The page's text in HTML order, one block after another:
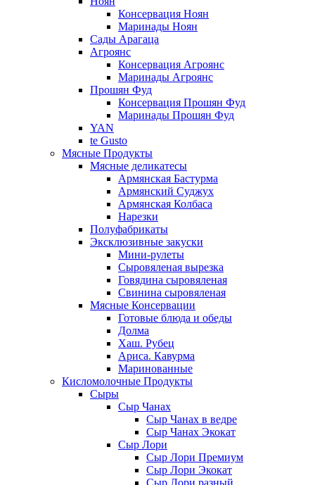
Консервация Ноян
Маринады Ноян
Сады Арагаца
Агроянс
Консервация Агроянс
Маринады Агроянс
Прошян Фуд
Консервация Прошян Фуд
Маринады Прошян Фуд
YAN
te Gusto
Мясные Продукты
Мясные деликатесы
Армянская Бастурма
Армянский Суджух
Армянская Колбаса
Нарезки
Полуфабрикаты
Эксклюзивные закуски
Мини-рулеты
Сыровяленая вырезка
Говядина сыровяленая
Свинина сыровяленая
Мясные Консервации
Готовые блюда и обеды
Долма
Хаш. Рубец
Ариса. Кавурма
Маринованные
Кисломолочные Продукты
Сыры
Сыр Чанах
Сыр Чанах в ведре
Сыр Чанах Экокат
Сыр Лори
Сыр Лори Премиум
Сыр Лори Экокат
Сыр Лори разный